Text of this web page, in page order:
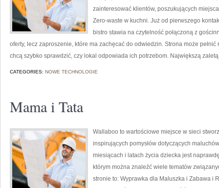
zainteresować klientów, poszukujących
Zero-waste w kuchni. Już od pierwszego
bistro stawia na czytelność połączoną z
oferty, lecz zaproszenie, które ma zachęcać do odwiedzin. Strona może
chcą szybko sprawdzić, czy lokal odpowiada ich potrzebom. Największą
CATEGORIES: NOWE TECHNOLOGIE
Mama i Tata
Wallaboo to wartościowe miejsce w sieci
inspirujących pomysłów dotyczących
miesiącach i latach życia dziecka jest
którym można znaleźć wiele tematów
stronie to: Wyprawka dla Maluszka i Zabawa i